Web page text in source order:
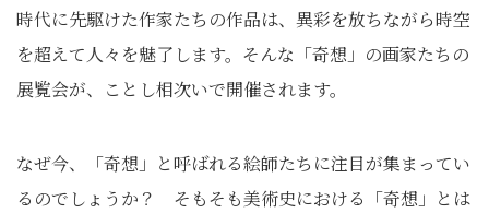
時代に先駆けた作家たちの作品は、 異彩を放ちながら時空
を超えて人々を魅了します。そんな「奇想」の画家たちの
展覧会が、ことし相次いで開催されます。
なぜ今、「奇想」と呼ばれる絵師たちに注目が集まってい
るのでしょうか？ そもそも美術史における「奇想」とは